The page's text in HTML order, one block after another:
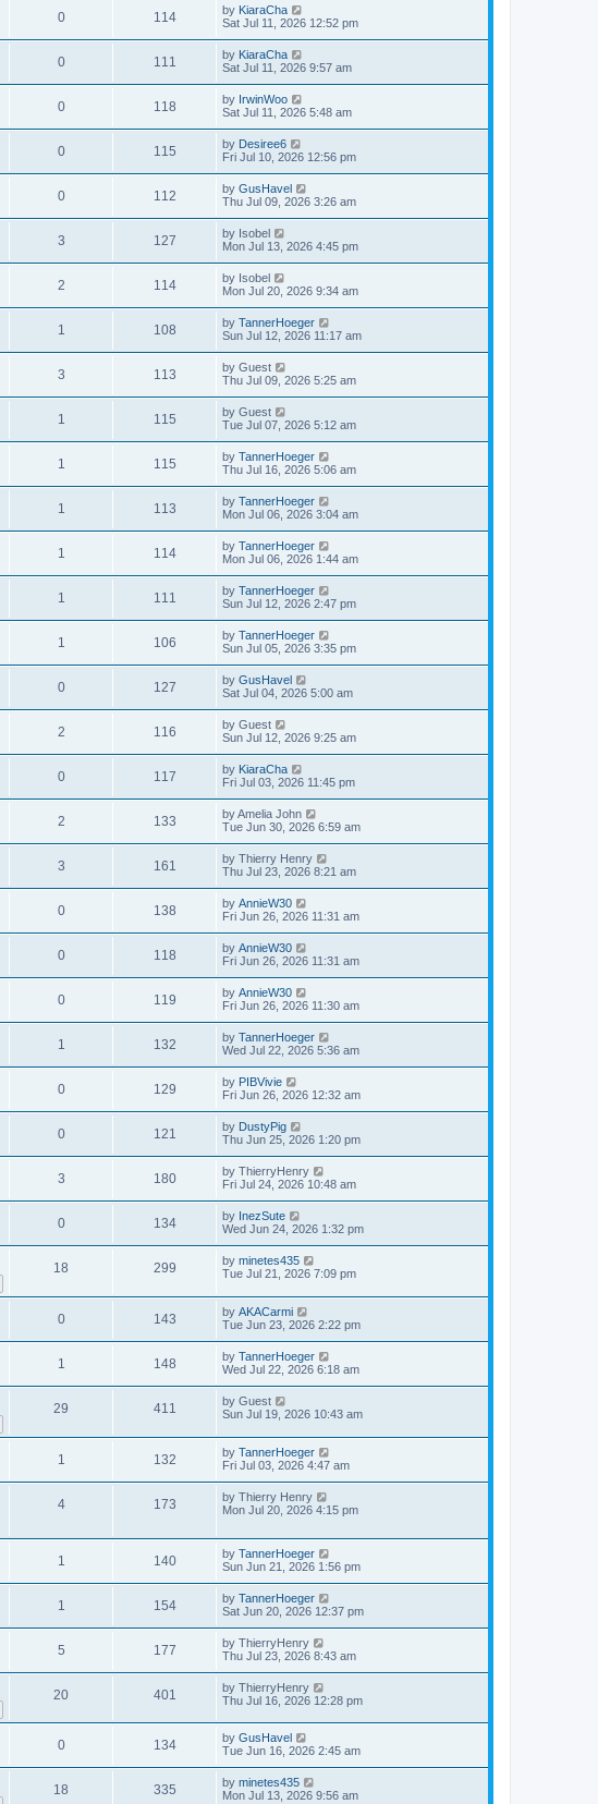
0 114 by KiaraCha
Sat Jul 11, 2026 12:52 pm
0 111 by KiaraCha
Sat Jul 11, 2026 9:57 am
0 118 by IrwinWoo
Sat Jul 11, 2026 5:48 am
0 115 by Desiree6
Fri Jul 10, 2026 12:56 pm
0 112 by GusHavel
Thu Jul 09, 2026 3:26 am
3 127 by Isobel
Mon Jul 13, 2026 4:45 pm
2 114 by Isobel
Mon Jul 20, 2026 9:34 am
1 108 by TannerHoeger
Sun Jul 12, 2026 11:17 am
3 113 by Guest
Thu Jul 09, 2026 5:25 am
1 115 by Guest
Tue Jul 07, 2026 5:12 am
1 115 by TannerHoeger
Thu Jul 16, 2026 5:06 am
1 113 by TannerHoeger
Mon Jul 06, 2026 3:04 am
1 114 by TannerHoeger
Mon Jul 06, 2026 1:44 am
1 111 by TannerHoeger
Sun Jul 12, 2026 2:47 pm
1 106 by TannerHoeger
Sun Jul 05, 2026 3:35 pm
0 127 by GusHavel
Sat Jul 04, 2026 5:00 am
2 116 by Guest
Sun Jul 12, 2026 9:25 am
0 117 by KiaraCha
Fri Jul 03, 2026 11:45 pm
2 133 byAmelia John
Tue Jun 30, 2026 6:59 am
3 161 by Thierry Henry
Thu Jul 23, 2026 8:21 am
0 138 by AnnieW30
Fri Jun 26, 2026 11:31 am
0 118 by AnnieW30
Fri Jun 26, 2026 11:31 am
0 119 by AnnieW30
Fri Jun 26, 2026 11:30 am
1 132 by TannerHoeger
Wed Jul 22, 2026 5:36 am
0 129 by PIBVivie
Fri Jun 26, 2026 12:32 am
0 121 by DustyPig
Thu Jun 25, 2026 1:20 pm
3 180 by ThierryHenry
Fri Jul 24, 2026 10:48 am
0 134 by InezSute
Wed Jun 24, 2026 1:32 pm
18 299 by minetes435
Tue Jul 21, 2026 7:09 pm
0 143 by AKACarmi
Tue Jun 23, 2026 2:22 pm
1 148 by TannerHoeger
Wed Jul 22, 2026 6:18 am
29 411 by Guest
Sun Jul 19, 2026 10:43 am
1 132 by TannerHoeger
Fri Jul 03, 2026 4:47 am
4 173 by Thierry Henry
Mon Jul 20, 2026 4:15 pm
1 140 by TannerHoeger
Sun Jun 21, 2026 1:56 pm
1 154 by TannerHoeger
Sat Jun 20, 2026 12:37 pm
5 177 by ThierryHenry
Thu Jul 23, 2026 8:43 am
20 401 by ThierryHenry
Thu Jul 16, 2026 12:28 pm
0 134 by GusHavel
Tue Jun 16, 2026 2:45 am
18 335 by minetes435
Mon Jul 13, 2026 9:56 am